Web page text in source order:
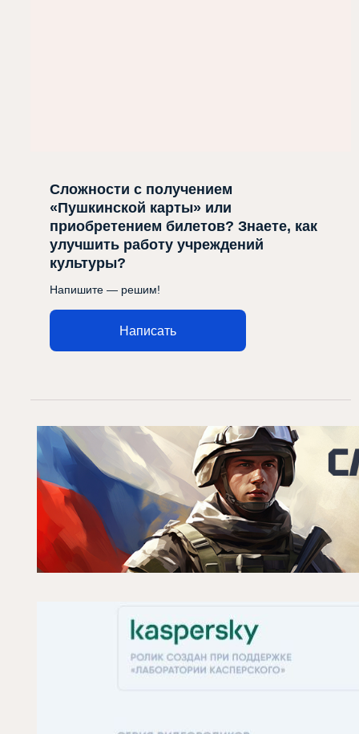
Сложности с получением
«Пушкинской карты» или
приобретением билетов? Знаете, как
улучшить работу учреждений
культуры?
Напишите — решим!
Написать